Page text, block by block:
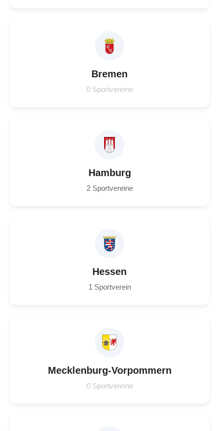
Bremen
0 Sportvereine
Hamburg
2 Sportvereine
Hessen
1 Sportverein
Mecklenburg-Vorpommern
0 Sportvereine